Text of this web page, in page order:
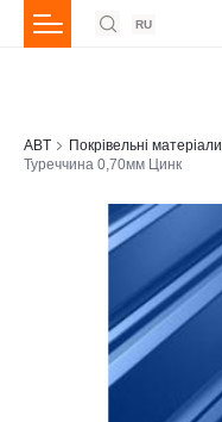
RU
ABT Покрівельні матеріали
Туреччина 0,70мм Цинк